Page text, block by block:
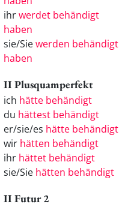
ihrwerdet behändigt
haben
sie/Siewerden behändigt
haben
II Plusquamperfekt
ich hätte behändigt
du hättest behändigt
er/sie/es hätte behändigt
wir hätten behändigt
ihr hättet behändigt
sie/Sie hätten behändigt
II Futur 2